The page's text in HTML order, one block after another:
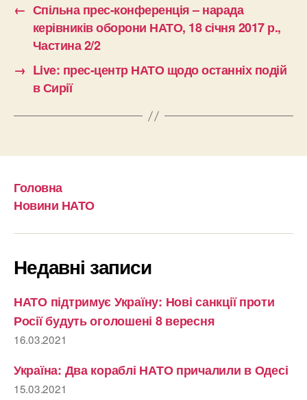
← Спільна прес-конференція – нарада
керівників оборони НАТО, 18 січня 2017 р.,
Частина 2/2
→ Live: прес-центр НАТО щодо останніх подій
в Сирії
Головна
Новини НАТО
Недавні записи
НАТО підтримує Україну: Нові санкції проти
Росії будуть оголошені 8 вересня
16.03.2021
Україна: Два кораблі НАТО причалили в Одесі
15.03.2021